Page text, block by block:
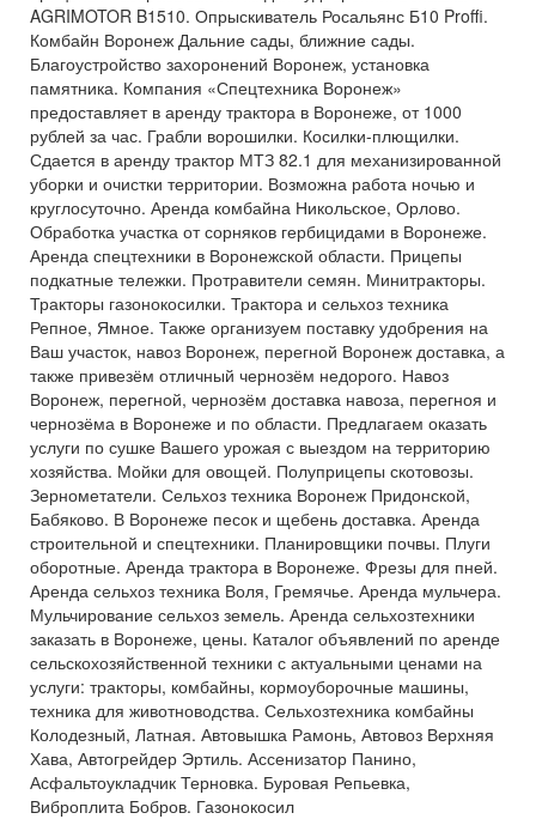
AGRIMOTOR B1510. Опрыскиватель Росальянс Б10 Proffi.
Комбайн Воронеж Дальние сады, ближние сады.
Благоустройство захоронений Воронеж, установка
памятника. Компания «Спецтехника Воронеж»
предоставляет в аренду трактора в Воронеже, от 1000
рублей за час. Грабли ворошилки. Косилки-плющилки.
Сдается в аренду трактор МТЗ 82.1 для механизированной
уборки и очистки территории. Возможна работа ночью и
круглосуточно. Аренда комбайна Никольское, Орлово.
Обработка участка от сорняков гербицидами в Воронеже.
Аренда спецтехники в Воронежской области. Прицепы
подкатные тележки. Протравители семян. Минитракторы.
Тракторы газонокосилки. Трактора и сельхоз техника
Репное, Ямное. Также организуем поставку удобрения на
Ваш участок, навоз Воронеж, перегной Воронеж доставка, а
также привезём отличный чернозём недорого. Навоз
Воронеж, перегной, чернозём доставка навоза, перегноя и
чернозёма в Воронеже и по области. Предлагаем оказать
услуги по сушке Вашего урожая с выездом на территорию
хозяйства. Мойки для овощей. Полуприцепы скотовозы.
Зернометатели. Сельхоз техника Воронеж Придонской,
Бабяково. В Воронеже песок и щебень доставка. Аренда
строительной и спецтехники. Планировщики почвы. Плуги
оборотные. Аренда трактора в Воронеже. Фрезы для пней.
Аренда сельхоз техника Воля, Гремячье. Аренда мульчера.
Мульчирование сельхоз земель. Аренда сельхозтехники
заказать в Воронеже, цены. Каталог объявлений по аренде
сельскохозяйственной техники с актуальными ценами на
услуги: тракторы, комбайны, кормоуборочные машины,
техника для животноводства. Сельхозтехника комбайны
Колодезный, Латная. Автовышка Рамонь, Автовоз Верхняя
Хава, Автогрейдер Эртиль. Ассенизатор Панино,
Асфальтоукладчик Терновка. Буровая Репьевка,
Виброплита Бобров. Газонокосил